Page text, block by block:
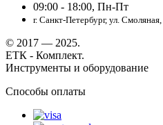
09:00 - 18:00, Пн-Пт
г. Санкт-Петербург, ул.
© 2017 — 2025.
ЕТК - Комплект.
Инструменты и оборудование
Способы оплаты